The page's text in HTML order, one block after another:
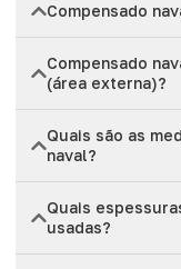
Compensado
Compensado
(área externa)?
Quais são as
naval?
Quais
usadas?